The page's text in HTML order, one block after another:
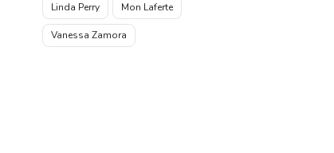
Linda Perry Mon Laferte
Vanessa Zamora